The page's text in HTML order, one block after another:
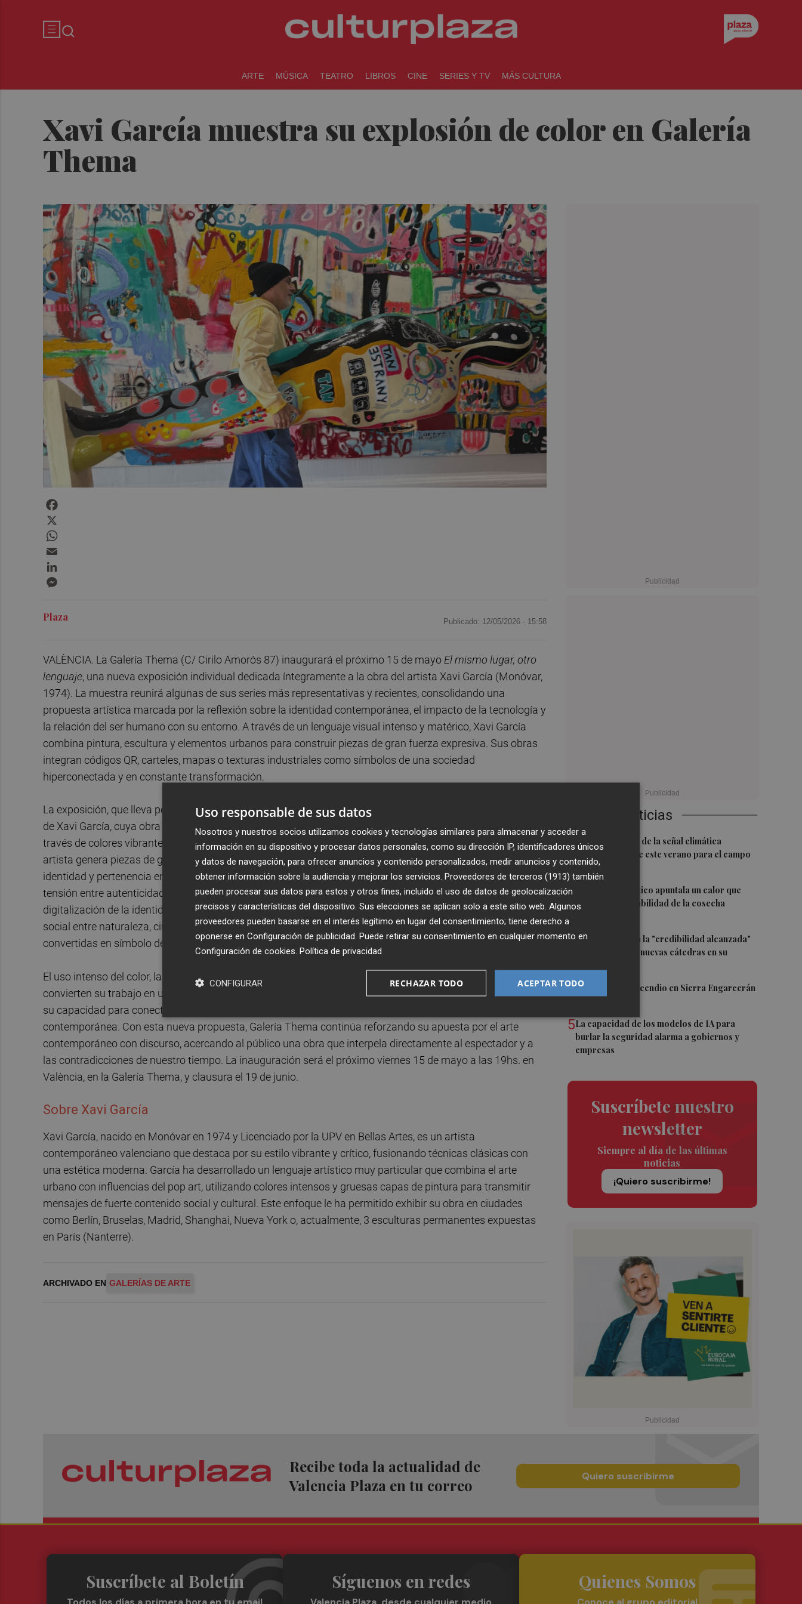
ARTE MÚSICA TEATRO LIBROS CINE SERIES Y TV MÁS CULTURA
Xavi García muestra su explosión de color en Galería
Thema
Últimas Noticias
1 La FAO advierte de la señal climática
"excepcional" de este verano para el campo
europeo
2
El cambio climático apuntala un calor que
revela la vulnerabilidad de la cosecha
3 El CACV destaca la "credibilidad alcanzada"
y la creación de nuevas cátedras en su
4Controlado el incendio en Sierra Engarcerán
5La capacidad de los modelos de IA para
burlar la seguridad alarma a gobiernos y
empresas
Suscríbete nuestro
newsletter
Siempre al día de las últimas
noticias
¡Quiero suscribirme!
Plaza Publicado: 12/05/2026 · 15:58
VALÈNCIA. La Galería Thema (C/ Cirilo Amorós 87) inaugurará el próximo 15 de mayo El mismo lugar, otro
lenguaje, una nueva exposición individual dedicada íntegramente a la obra del artista Xavi García (Monóvar,
1974). La muestra reunirá algunas de sus series más representativas y recientes, consolidando una
propuesta artística marcada por la reflexión sobre la identidad contemporánea, el impacto de la tecnología y
la relación del ser humano con su entorno. A través de un lenguaje visual intenso y matérico, Xavi García
combina pintura, escultura y elementos urbanos para construir piezas de gran fuerza expresiva. Sus obras
integran códigos QR, carteles, mapas o texturas industriales como símbolos de una sociedad
hiperconectada y en constante transformación.
La exposición, que lleva por título El mismo lugar, otro lenguaje, propone un recorrido por el universo creativo
de Xavi García, cuya obra destaca por construir narrativas visuales profundamente contemporáneas. A
través de colores vibrantes, texturas densas y elementos urbanos integrados en la propia composición, el
artista genera piezas de gran potencia plástica que invitan al espectador a cuestionar los mecanismos de
identidad y pertenencia en la sociedad actual. Entre las series expuestas destacaCitizens, centrada en la
tensión entre autenticidad individual y presión social;Autorretratos, donde el artista cuestiona la
digitalización de la identidad; y
Urban RootsyBosque, dos colecciones que exploran el vínculo emocional y
social entre naturaleza, ciudad y ser humano. La exposición también incluirá la serieNiñas, figuras
convertidas en símbolo de esperanza y reivindicación social y medioambiental.
El uso intenso del color, las texturas superpuestas y símbolos recurrentes como corazones, casas o raíces
convierten su trabajo en una experiencia tanto visual como emocional. La obra de Xavi García destaca por
su capacidad para conectar con el espectador desde una mirada crítica, humana y profundamente
contemporánea. Con esta nueva propuesta, Galería Thema continúa reforzando su apuesta por el arte
contemporáneo con discurso, acercando al público una obra que interpela directamente al espectador y a
las contradicciones de nuestro tiempo. La inauguración será el próximo viernes 15 de mayo a las 19hs. en
València, en la Galería Thema, y clausura el 19 de junio.
Sobre Xavi García
Xavi García, nacido en Monóvar en 1974 y Licenciado por la UPV en Bellas Artes, es un artista
contemporáneo valenciano que destaca por su estilo vibrante y crítico, fusionando técnicas clásicas con
una estética moderna. García ha desarrollado un lenguaje artístico muy particular que combina el arte
urbano con influencias del pop art, utilizando colores intensos y gruesas capas de pintura para transmitir
mensajes de fuerte contenido social y cultural. Este enfoque le ha permitido exhibir su obra en ciudades
como Berlín, Bruselas, Madrid, Shanghai, Nueva York o, actualmente, 3 esculturas permanentes expuestas
en París (Nanterre)​.
ARCHIVADO EN GALERÍAS DE ARTE
Recibe toda la actualidad de
Valencia Plaza en tu correo
Quiero suscribirme
Suscríbete al Boletín Síguenos en redes Quienes Somos
Uso responsable de sus datos
Nosotros y nuestros socios utilizamos cookies y tecnologías similares para almacenar y acceder a
información en su dispositivo y procesar datos personales, como su dirección IP, identificadores únicos
y datos de navegación, para ofrecer anuncios y contenido personalizados, medir anuncios y contenido,
obtener información sobre la audiencia y mejorar los servicios. Proveedores de terceros (1913) también
pueden procesar sus datos para estos y otros fines, incluido el uso de datos de geolocalización
precisos y características del dispositivo. Sus elecciones se aplican solo a este sitio web. Algunos
proveedores pueden basarse en el interés legítimo en lugar del consentimiento; tiene derecho a
oponerse en Configuración de publicidad . Puede retirar su consentimiento en cualquier momento en
Configuración de cookies Política de privacidad
ACEPTAR TODO
RECHAZAR TODO
CONFIGURAR